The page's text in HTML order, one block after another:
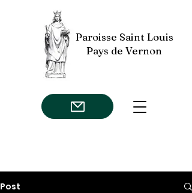
Paroisse Saint Louis
Pays de Vernon
Post